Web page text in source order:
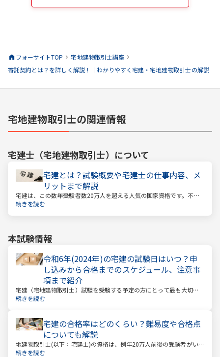
フォーサイトTOP 宅地建物取引士講座
寄託契約とは？を詳しく解説！｜わかりやすく宅建・宅地建物取引士の解説
宅地建物取引士の関連情報
宅建士（宅地建物取引士） について
宅建とは？試験概要や宅建士の仕事内容、メ
リットまで解説
宅建は、この数年受験者数20万人を超える人気の国家資格です。不動
産業に携わる人をはじめ、他業種、学生、主婦まで、さまざまな方が
続きを読む
本試験情報
令和6年(2024年)の宅建の試験日はいつ？申
し込みから合格までのスケジュール、注意事
項まで紹介
宅建（宅地建物取引士）試験を受験する予定の方にとって最も大切な
情報は「試験日」です。いつから勉強を始めるか、もう始めているな
続きを読む
宅建の合格率はどのくらい？難易度や合格点
についても解説
地建物取引士(以下：宅建士)の資格は、例年20万人前後の受験者がいる
人気資格。 その試験の合格率は15～18%程度であり、過去10年の平均
続きを読む